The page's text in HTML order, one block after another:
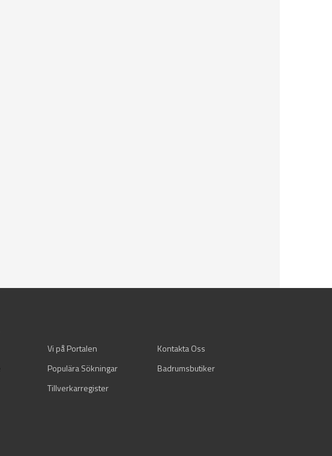
Vi på Portalen
Kontakta Oss
Populära Sökningar
Badrumsbutiker
Tillverkarregister